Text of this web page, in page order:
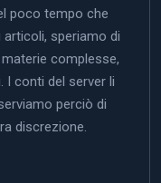
poco tempo che
speriamo di
complesse,
I conti del server li
perciò di
discrezione.